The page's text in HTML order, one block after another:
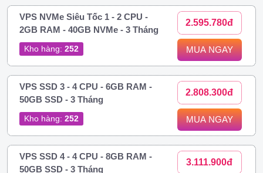
VPS NVMe Siêu Tốc 1 - 2 CPU -
2GB RAM - 40GB NVMe - 3 Tháng
Kho hàng: 252
2.595.780đ
MUA NGAY
VPS SSD 3 - 4 CPU - 6GB RAM -
50GB SSD - 3 Tháng
Kho hàng: 252
2.808.300đ
MUA NGAY
VPS SSD 4 - 4 CPU - 8GB RAM -
50GB SSD - 3 Tháng
3.111.900đ